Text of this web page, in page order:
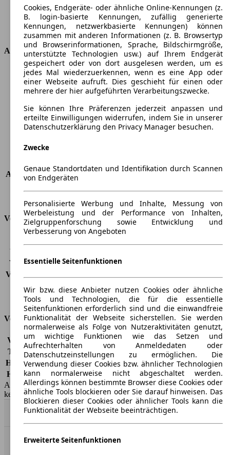
Zylinder
4
Getriebe
Schaltgetriebe
Antriebsart
Hinterradantrieb
Abmessungen
Länge
4085 mm
Höhe
1840 mm
Breite
1640 mm
Radstand
-
Maximalgewicht
-
Max. Zuladung
-
Sitze
Anhängelast (ungebremst) 600 kg
Anhängelast (gebremst)
Verbrauch
Verbrauch (Stadt)
Verbrauch (Land)
-
Verbrauch (komb.)*
Schadstoffklasse
EU6d
Tankinhalt
45 l
Versicherungsklassen
Vollkasko
-
Teilkasko -
Haftpflicht -
HSN/TSN
4013/AOV
AutoScout24 GmbH übernimmt für die Richtigkeit der Angaben
keine Gewähr.
Cookies, Endgeräte- oder ähnliche Online-Kennungen (z.
B. login-basierte Kennungen, zufällig generierte
Kennungen, netzwerkbasierte Kennungen) können
zusammen mit anderen Informationen (z. B. Browsertyp
und Browserinformationen, Sprache, Bildschirmgröße,
unterstützte Technologien usw.) auf Ihrem Endgerät
gespeichert oder von dort ausgelesen werden, um es
jedes Mal wiederzuerkennen, wenn es eine App oder
einer Webseite aufruft. Dies geschieht für einen oder
mehrere der hier aufgeführten Verarbeitungszwecke.
Sie können Ihre Präferenzen jederzeit anpassen und
erteilte Einwilligungen widerrufen, indem Sie in unserer
Datenschutzerklärung den Privacy Manager besuchen.
Zwecke
Genaue Standortdaten und Identifikation durch Scannen
von Endgeräten
Personalisierte Werbung und Inhalte, Messung von
Werbeleistung und der Performance von Inhalten,
Zielgruppenforschung sowie Entwicklung und
Verbesserung von Angeboten
Essentielle Seitenfunktionen
Wir bzw. diese Anbieter nutzen Cookies oder ähnliche
Tools und Technologien, die für die essentielle
Seitenfunktionen erforderlich sind und die einwandfreie
Funktionalität der Webseite sicherstellen. Sie werden
normalerweise als Folge von Nutzeraktivitäten genutzt,
um wichtige Funktionen wie das Setzen und
Aufrechterhalten von Anmeldedaten oder
Datenschutzeinstellungen zu ermöglichen. Die
Verwendung dieser Cookies bzw. ähnlicher Technologien
kann normalerweise nicht abgeschaltet werden.
Allerdings können bestimmte Browser diese Cookies oder
ähnliche Tools blockieren oder Sie darauf hinweisen. Das
Blockieren dieser Cookies oder ähnlicher Tools kann die
Funktionalität der Webseite beeinträchtigen.
Erweiterte Seitenfunktionen